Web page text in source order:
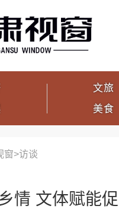
文旅
美食
窗>访谈
情 文体赋能